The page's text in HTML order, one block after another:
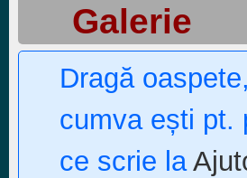
Galerie
Dragă
cumva ești pt.
ce scrie la